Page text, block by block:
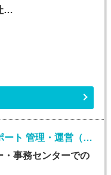
…
コールセンター テクニカルサポート 管理・運営（SV・リーダー）(様々な業務のSV業務)
・事務センターでの